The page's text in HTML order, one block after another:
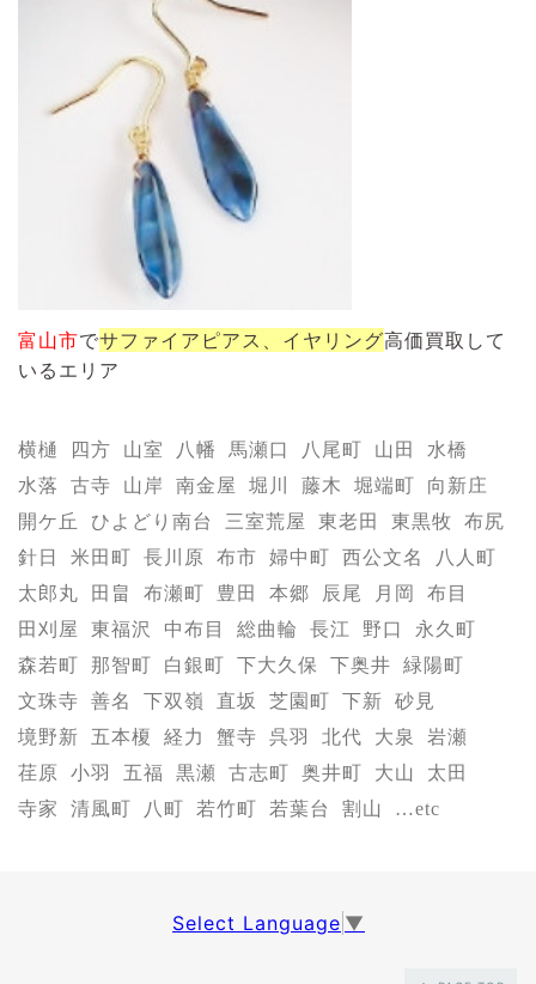
富山市でサファイアピアス、イヤリング高価買取して
いるエリア
横樋 四方 山室 八幡 馬瀬口 八尾町 山田
水橋
水落
古寺 山岸 南金屋 堀川 藤木 堀端町
向新庄
開ケ丘
ひよどり南台 三室荒屋 東老田 東黒牧
布尻
針日
米田町 長川原 布市 婦中町 西公文名
八人町
太郎丸
田畠 布瀬町 豊田 本郷 辰尾 月岡
布目
田刈屋
東福沢 中布目 総曲輪 長江 野口
永久町
森若町
那智町 白銀町 下大久保 下奥井
緑陽町
文珠寺
善名 下双嶺 直坂 芝園町 下新
砂見
境野新
五本榎 経力 蟹寺 呉羽 北代 大泉
岩瀬
荏原
小羽 五福 黒瀬 古志町 奥井町 大山
太田
寺家
清風町 八町 若竹町 若葉台 割山 …etc
Select Language ▼